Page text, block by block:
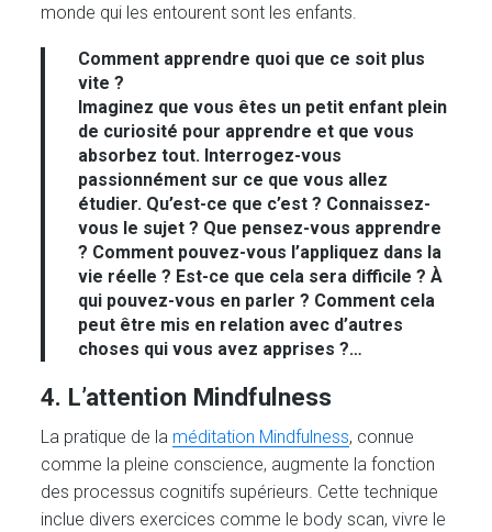
monde qui les entourent sont les enfants.
Comment apprendre quoi que ce soit plus
vite ?
Imaginez que vous êtes un petit enfant plein
de curiosité pour apprendre et que vous
absorbez tout. Interrogez-vous
passionnément sur ce que vous allez
étudier. Qu’est-ce que c’est ? Connaissez-
vous le sujet ? Que pensez-vous apprendre
? Comment pouvez-vous l’appliquez dans la
vie réelle ? Est-ce que cela sera difficile ? À
qui pouvez-vous en parler ? Comment cela
peut être mis en relation avec d’autres
choses qui vous avez apprises ?…
4. L’attention Mindfulness
La pratique de la méditation Mindfulness, connue
comme la pleine conscience, augmente la fonction
des processus cognitifs supérieurs. Cette technique
inclue divers exercices comme le body scan, vivre le